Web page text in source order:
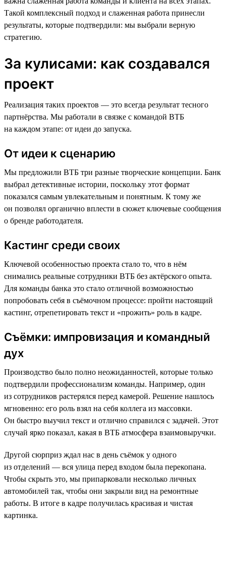
Такой комплексный подход и слаженная работа принесли
результаты, которые подтвердили: мы выбрали верную
стратегию.
За кулисами: как создавался
проект
Реализация таких проектов — это всегда результат тесного
партнёрства. Мы работали в связке с командой ВТБ
на каждом этапе: от идеи до запуска.
От идеи к сценарию
Мы предложили ВТБ три разные творческие концепции. Банк
выбрал детективные истории, поскольку этот формат
показался самым увлекательным и понятным. К тому же
он позволял органично вплести в сюжет ключевые сообщения
о бренде работодателя.
Кастинг среди своих
Ключевой особенностью проекта стало то, что в нём
снимались реальные сотрудники ВТБ без актёрского опыта.
Для команды банка это стало отличной возможностью
попробовать себя в съёмочном процессе: пройти настоящий
кастинг, отрепетировать текст и «прожить» роль в кадре.
Съёмки: импровизация и командный
дух
Производство было полно неожиданностей, которые только
подтвердили профессионализм команды. Например, один
из сотрудников растерялся перед камерой. Решение нашлось
мгновенно: его роль взял на себя коллега из массовки.
Он быстро выучил текст и отлично справился с задачей. Этот
случай ярко показал, какая в ВТБ атмосфера взаимовыручки.
Другой сюрприз ждал нас в день съёмок у одного
из отделений — вся улица перед входом была перекопана.
Чтобы скрыть это, мы припарковали несколько личных
автомобилей так, чтобы они закрыли вид на ремонтные
работы. В итоге в кадре получилась красивая и чистая
картинка.